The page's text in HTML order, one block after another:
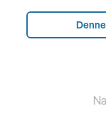
polpenzia
Vybavenie
82 izieb a suít •
Denne